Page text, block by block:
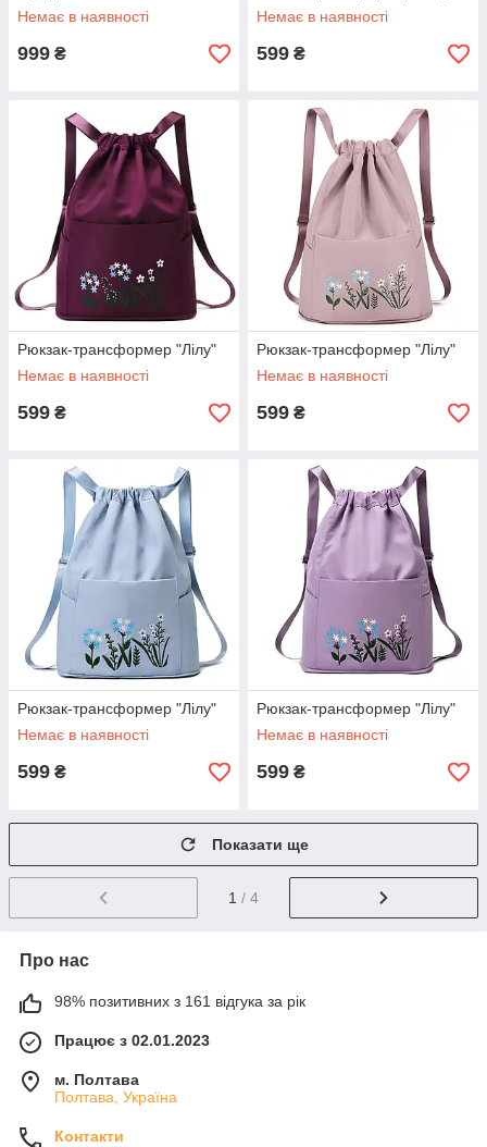
Немає в наявності
999 ₴
Немає в наявності
599 ₴
Рюкзак-трансформер "Лілу"
Немає в наявності
599 ₴
Рюкзак-трансформер "Лілу"
Немає в наявності
599 ₴
Рюкзак-трансформер "Лілу"
Немає в наявності
599 ₴
Рюкзак-трансформер "Лілу"
Немає в наявності
599 ₴
Показати ще
1 / 4
Про нас
98% позитивних з 161 відгука за рік
Працює з 02.01.2023
м. Полтава
Полтава, Україна
Контакти